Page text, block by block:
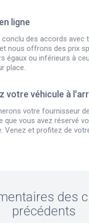
ligne
conclu des accords avec
nous offrons des prix
égaux ou inférieurs à
place.
votre véhicule à
votre fournisseur
que vous avez réservé
Venez et profitez de
des
précédents